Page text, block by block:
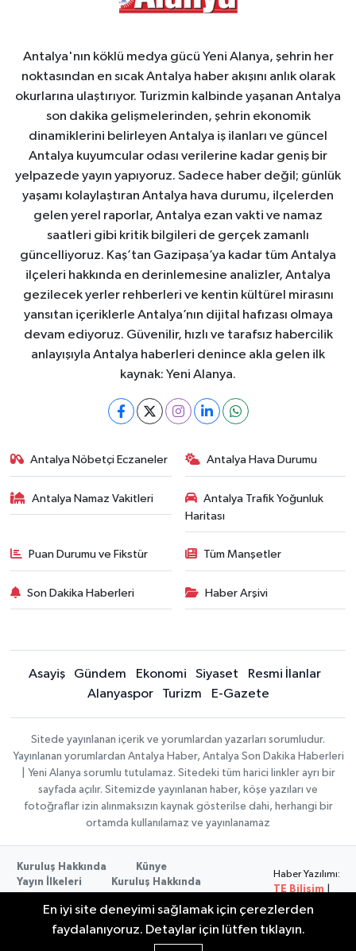
Antalya'nın köklü medya gücü Yeni Alanya, şehrin her
noktasından en sıcak Antalya haber akışını anlık olarak
okurlarına ulaştırıyor. Turizmin kalbinde yaşanan Antalya
son dakika gelişmelerinden, şehrin ekonomik
dinamiklerini belirleyen Antalya iş ilanları ve güncel
Antalya kuyumcular odası verilerine kadar geniş bir
yelpazede yayın yapıyoruz. Sadece haber değil; günlük
yaşamı kolaylaştıran Antalya hava durumu, ilçelerden
gelen yerel raporlar, Antalya ezan vakti ve namaz
saatleri gibi kritik bilgileri de gerçek zamanlı
güncelliyoruz. Kaş’tan Gazipaşa’ya kadar tüm Antalya
ilçeleri hakkında en derinlemesine analizler, Antalya
gezilecek yerler rehberleri ve kentin kültürel mirasını
yansıtan içeriklerle Antalya’nın dijital hafızası olmaya
devam ediyoruz. Güvenilir, hızlı ve tarafsız habercilik
anlayışıyla Antalya haberleri denince akla gelen ilk
kaynak: Yeni Alanya.
Antalya Nöbetçi Eczaneler Antalya Hava Durumu
Antalya Namaz Vakitleri
Antalya Trafik Yoğunluk
Haritası
Puan Durumu ve Fikstür Tüm Manşetler
Son Dakika Haberleri Haber Arşivi
Asayiş Gündem Ekonomi Siyaset
Resmi İlanlar
Alanyaspor
Turizm E-Gazete
Sitede yayınlanan içerik ve yorumlardan yazarları sorumludur.
Yayınlanan yorumlardan Antalya Haber, Antalya Son Dakika Haberleri
| Yeni Alanya sorumlu tutulamaz. Sitedeki tüm harici linkler ayrı bir
sayfada açılır. Sitemizde yayınlanan haber, köşe yazıları ve
fotoğraflar izin alınmaksızın kaynak gösterilse dahi, herhangi bir
ortamda kullanılamaz ve yayınlanamaz
Kuruluş Hakkında
Künye
Yayın İlkeleri
Kuruluş Hakkında
Kullanım Şartları
Haber Yazılımı:
TE Bilişim
Copyright ©
En iyi site deneyimi sağlamak için çerezlerden
faydalanıyoruz. Detaylar için lütfen tıklayın.